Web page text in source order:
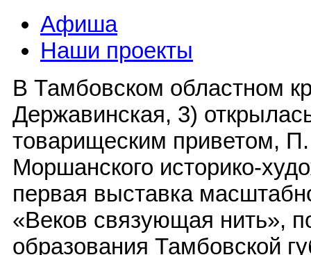
Афиша
Наши проекты
В Тамбовском областном
Державинская, 3)
товарищеским приветом,
Моршанского историко-
первая выставка
«Веков связующая нить»,
образования Тамбовской